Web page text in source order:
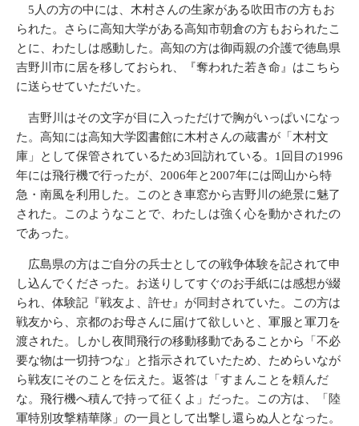
5人の方の中には、木村さんの生家がある吹田市の方もお
られた。さらに高知大学がある高知市朝倉の方もおられたこ
とに、わたしは感動した。高知の方は御両親の介護で徳島県
吉野川市に居を移しておられ、『奪われた若き命』はこちら
に送らせていただいた。
吉野川はその文字が目に入っただけで胸がいっぱいになっ
た。高知には高知大学図書館に木村さんの蔵書が「木村文
庫」として保管されているため3回訪れている。1回目の1996
年には飛行機で行ったが、2006年と2007年には岡山から特
急・南風を利用した。このとき車窓から吉野川の絶景に魅了
された。このようなことで、わたしは強く心を動かされたの
であった。
広島県の方はご自分の兵士としての戦争体験を記されて申
し込んでくださった。お送りしてすぐのお手紙には感想が綴
られ、体験記『戦友よ、許せ』が同封されていた。この方は
戦友から、京都のお母さんに届けて欲しいと、軍服と軍刀を
渡された。しかし夜間飛行の移動移動であることから「不必
要な物は一切持つな」と指示されていたため、ためらいなが
ら戦友にそのことを伝えた。返答は「すまんことを頼んだ
な。飛行機へ積んで持って征くよ」だった。この方は、「陸
軍特別攻撃精華隊」の一員として出撃し還らぬ人となった。